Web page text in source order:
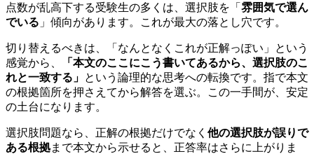
点数が乱高下する受験生の多くは、選択肢を「 雰囲気で選ん
でいる 」傾向があります。これが最大の落とし穴です。
切り替えるべきは、「なんとなくこれが正解っぽい」という
感覚から、
「本文のここにこう書いてあるから、選択肢のこ
れと一致する」 という論理的な思考への転換です。指で本文
の根拠箇所を押さえてから解答を選ぶ。この一手間が、安定
の土台になります。
選択肢問題なら、正解の根拠だけでなく 他の選択肢が誤りで
ある根拠まで本文から示せると、正答率はさらに上がりま